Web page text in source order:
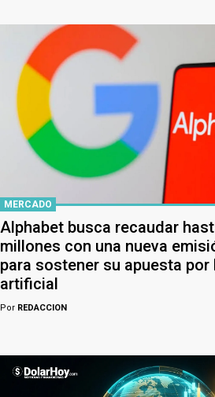
MERCADO
Alphabet busca recaudar
millones con una nueva
para sostener su apuesta
artificial
Por REDACCION